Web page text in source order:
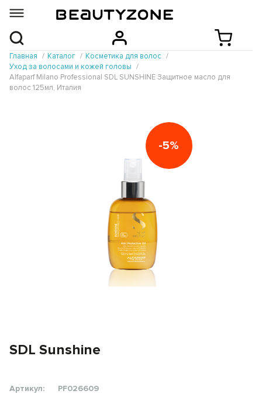
Главная Каталог
Косметика для волос
Уход за волосами и кожей головы
Alfaparf Milano Professional SDL SUNSHINE Защитное масло для
волос 125мл, Италия
-5%
SDL Sunshine
Артикул: PF026609